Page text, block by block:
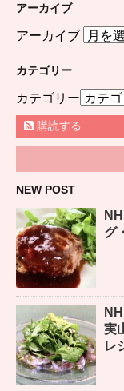
アーカイブ
アーカイブ
カテゴリー
カテゴリー
購読する
NEW POST
グ
実
レ